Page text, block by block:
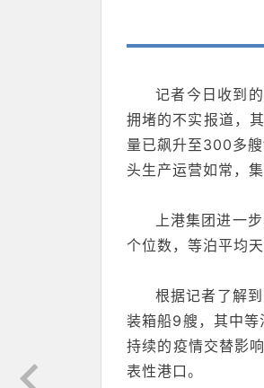
记者今日收到
拥堵的不实报道，
量已飙升至300多
头生产运营如常，
上港集团进一
个位数，等泊平均天
根据记者了解
装箱船9艘，其中
持续的疫情交替影
表性港口。